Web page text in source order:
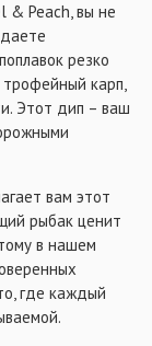
& Peach, вы не
резко
карп,
Этот дип – ваш
вам этот
рыбак ценит
в нашем
где каждый